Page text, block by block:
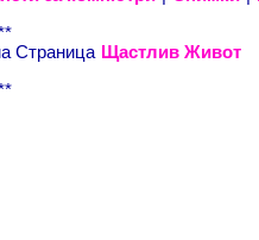
Страница Щастлив Живот